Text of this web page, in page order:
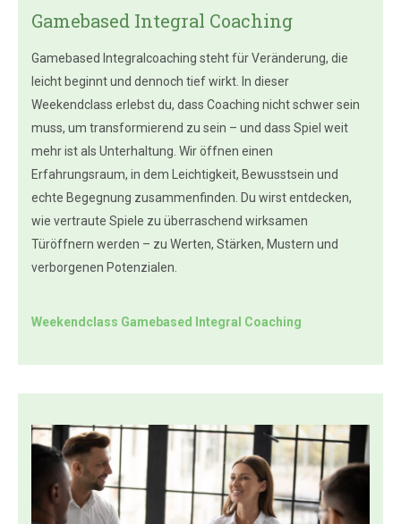
Gamebased Integral Coaching
Gamebased Integralcoaching steht für Veränderung, die
leicht beginnt und dennoch tief wirkt. In dieser
Weekendclass erlebst du, dass Coaching nicht schwer sein
muss, um transformierend zu sein – und dass Spiel weit
mehr ist als Unterhaltung. Wir öffnen einen
Erfahrungsraum, in dem Leichtigkeit, Bewusstsein und
echte Begegnung zusammenfinden. Du wirst entdecken,
wie vertraute Spiele zu überraschend wirksamen
Türöffnern werden – zu Werten, Stärken, Mustern und
verborgenen Potenzialen.
Weekendclass Gamebased Integral Coaching